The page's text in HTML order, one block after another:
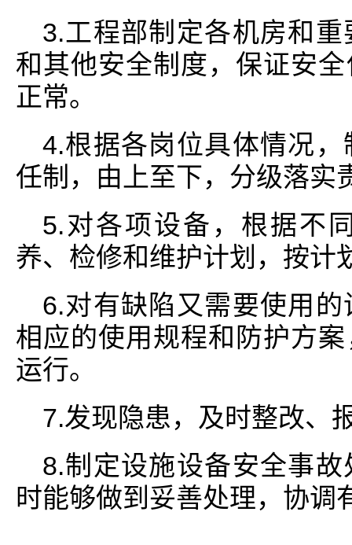
3.工程部制定各机房和
和其他安全制度，保证安
正常。
4.根据各岗位具体情况
任制，由上至下，分级落实
5.对各项设备，根据不
养、检修和维护计划，按计
6.对有缺陷又需要使用
相应的使用规程和防护方
运行。
7.发现隐患，及时整改、
8.制定设施设备安全事
时能够做到妥善处理，协调